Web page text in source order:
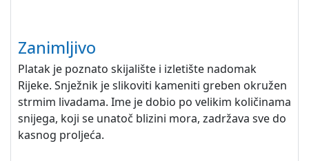
Zanimljivo
Platak je poznato skijalište i izletište nadomak
Rijeke. Snježnik je slikoviti kameniti greben okružen
strmim livadama. Ime je dobio po velikim količinama
snijega, koji se unatoč blizini mora, zadržava sve do
kasnog proljeća.